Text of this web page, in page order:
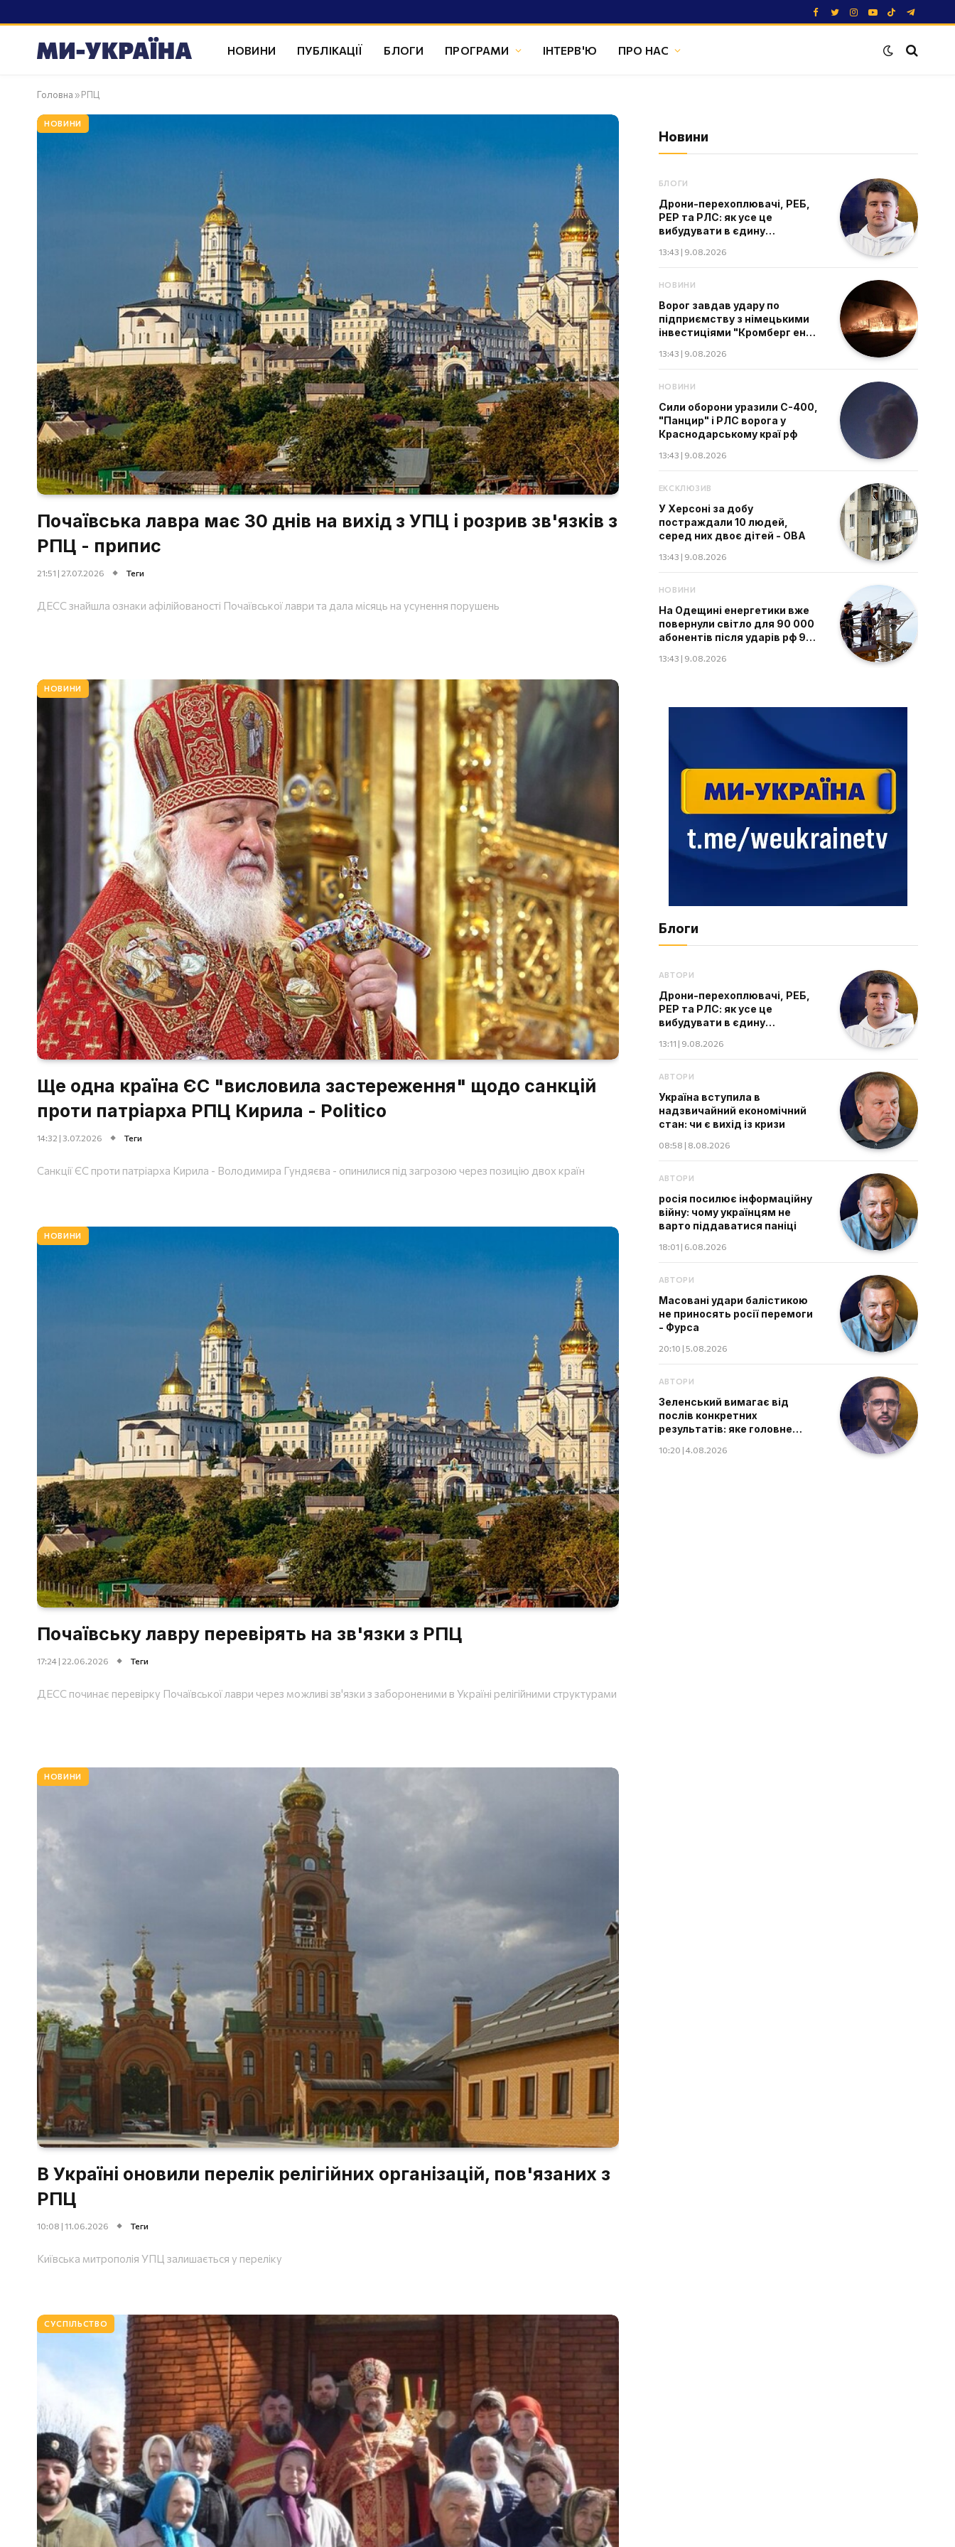
Facebook
TwitterInstagram
YouTube
TikTokTelegram
НОВИНИ ПУБЛІКАЦІЇ БЛОГИ ПРОГРАМИ ІНТЕРВ'Ю ПРО НАС
Головна »РПЦ
НОВИНИ
Почаївська лавра має 30 днів на вихід з УПЦ і розрив зв'язків з
РПЦ - припис
21:51 | 27.07.2026 Теги
ДЕСС знайшла ознаки афілійованості Почаївської лаври та дала місяць на усунення порушень
НОВИНИ
Ще одна країна ЄС "висловила застереження" щодо санкцій
проти патріарха РПЦ Кирила - Politico
14:32 | 3.07.2026 Теги
Санкції ЄС проти патріарха Кирила - Володимира Гундяєва - опинилися під загрозою через позицію двох країн
НОВИНИ
Почаївську лавру перевірять на зв'язки з РПЦ
17:24 | 22.06.2026 Теги
ДЕСС починає перевірку Почаївської лаври через можливі зв'язки з забороненими в Україні релігійними структурами
НОВИНИ
В Україні оновили перелік релігійних організацій, пов'язаних з
РПЦ
10:08 | 11.06.2026 Теги
Київська митрополія УПЦ залишається у переліку
СУСПІЛЬСТВО
Новини
БЛОГИ
Дрони-перехоплювачі, РЕБ,
РЕР та РЛС: як усе це
вибудувати в єдину
13:43 | 9.08.2026
НОВИНИ
Ворог завдав удару по
підприємству з німецькими
інвестиціями "Кромберг енд
13:43 | 9.08.2026
НОВИНИ
Сили оборони уразили С-400,
"Панцир" і РЛС ворога у
Краснодарському краї рф
13:43 | 9.08.2026
ЕКСКЛЮЗИВ
У Херсоні за добу
постраждали 10 людей,
серед них двоє дітей - ОВА
13:43 | 9.08.2026
НОВИНИ
На Одещині енергетики вже
повернули світло для 90 000
абонентів після ударів рф 9
13:43 | 9.08.2026
Блоги
АВТОРИ
Дрони-перехоплювачі, РЕБ,
РЕР та РЛС: як усе це
вибудувати в єдину
13:11 | 9.08.2026
АВТОРИ
Україна вступила в
надзвичайний економічний
стан: чи є вихід із кризи
08:58 | 8.08.2026
АВТОРИ
росія посилює інформаційну
війну: чому українцям не
варто піддаватися паніці
18:01 | 6.08.2026
АВТОРИ
Масовані удари балістикою
не приносять росії перемоги
- Фурса
20:10 | 5.08.2026
АВТОРИ
Зеленський вимагає від
послів конкретних
результатів: яке головне
10:20 | 4.08.2026